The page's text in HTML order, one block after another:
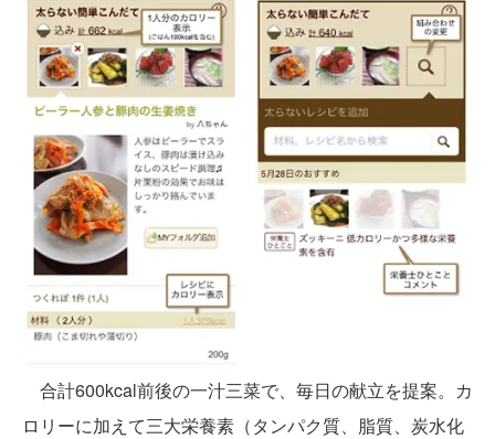
合計600kcal前後の一汁三菜で、毎日の献立を提案。カ
ロリーに加えて三大栄養素（タンパク質、脂質、炭水化